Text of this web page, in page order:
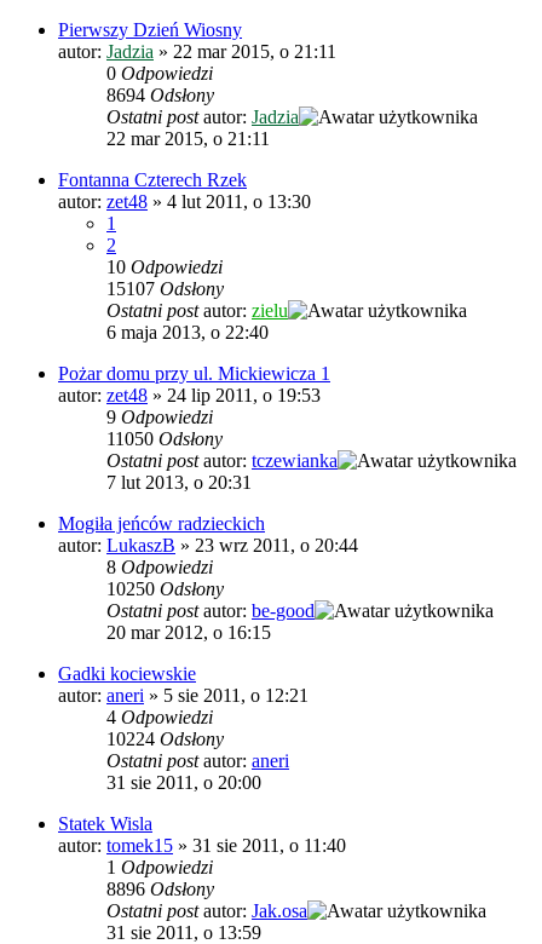
Pierwszy Dzień Wiosny
autor: Jadzia » 22 mar 2015, o 21:11
0 Odpowiedzi
8694 Odsłony
Ostatni postautor: Jadzia
22 mar 2015, o 21:11
Fontanna Czterech Rzek
autor: zet48 » 4 lut 2011, o 13:30
1
2
10 Odpowiedzi
15107 Odsłony
Ostatni postautor: zielu
6 maja 2013, o 22:40
Pożar domu przy ul. Mickiewicza 1
autor: zet48 » 24 lip 2011, o 19:53
9 Odpowiedzi
11050 Odsłony
Ostatni postautor: tczewianka
7 lut 2013, o 20:31
Mogiła jeńców radzieckich
autor: LukaszB » 23 wrz 2011, o 20:44
8 Odpowiedzi
10250 Odsłony
Ostatni postautor: be-good
20 mar 2012, o 16:15
Gadki kociewskie
autor: aneri » 5 sie 2011, o 12:21
4 Odpowiedzi
10224 Odsłony
Ostatni postautor: aneri
31 sie 2011, o 20:00
Statek Wisla
autor: tomek15 » 31 sie 2011, o 11:40
1 Odpowiedzi
8896 Odsłony
Ostatni postautor: Jak.osa
31 sie 2011, o 13:59